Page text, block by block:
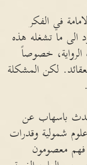
في الفكر
ما تشغله هذه
خصوصاً
لكن المشكلة
باسهاب عن
شمولية وقدرات
معصومون